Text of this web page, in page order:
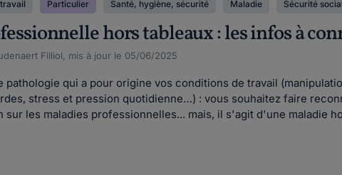
Particulier Santé, hygiène, sécurité Maladie Sécurité
hors tableaux : les infos à
Filliol, mis à jour le 05/06/2025
pathologie qui a pour origine vos conditions de travail
stress et pression quotidienne…) : vous souhaitez faire
sur les maladies professionnelles... mais, il s'agit d'une maladie